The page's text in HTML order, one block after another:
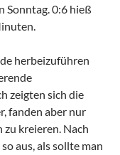
Sonntag. 0:6 hieß
herbeizuführen
zeigten sich die
fanden aber nur
kreieren. Nach
aus, als sollte man